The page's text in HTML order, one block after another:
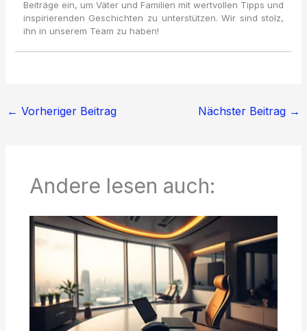
Beiträge ein, um Väter und Familien mit wertvollen Tipps und
inspirierenden Geschichten zu unterstützen. Wir sind stolz,
ihn in unserem Team zu haben!
← Vorheriger Beitrag Nächster Beitrag →
Andere lesen auch: